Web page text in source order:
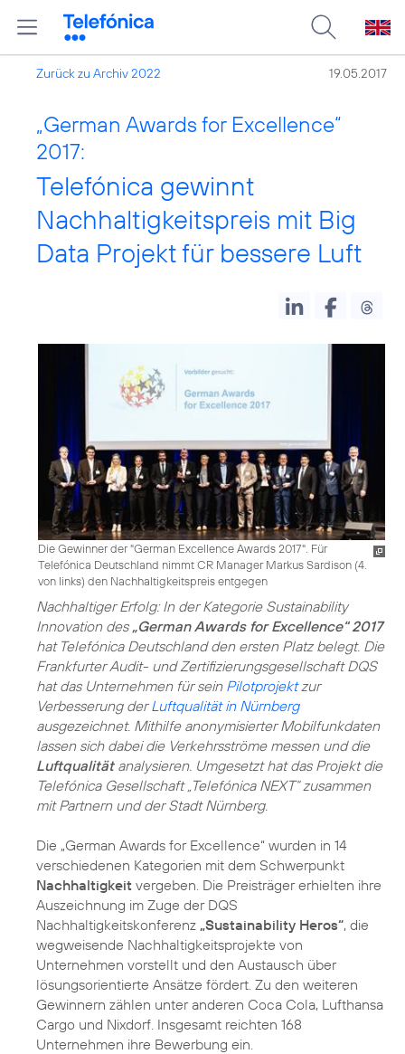
Zurück zu Archiv 2022 19.05.2017
„German Awards for Excellence“
2017:
Telefónica gewinnt
Nachhaltigkeitspreis mit Big
Data Projekt für bessere Luft
Die Gewinner der "German Excellence Awards 2017". Für
Telefónica Deutschland nimmt CR Manager Markus Sardison (4.
von links) den Nachhaltigkeitspreis entgegen
Nachhaltiger Erfolg: In der Kategorie Sustainability
Innovation des „German Awards for Excellence“ 2017
hat Telefónica Deutschland den ersten Platz belegt. Die
Frankfurter Audit- und Zertifizierungsgesellschaft DQS
hat das Unternehmen für sein Pilotprojektzur
Verbesserung derLuftqualität in Nürnberg
ausgezeichnet. Mithilfe anonymisierter Mobilfunkdaten
lassen sich dabei die Verkehrsströme messen und die
Luftqualitätanalysieren. Umgesetzt hat das Projekt die
Telefónica Gesellschaft „Telefónica NEXT“ zusammen
mit Partnern und der Stadt Nürnberg.
Die „German Awards for Excellence“ wurden in 14
verschiedenen Kategorien mit dem Schwerpunkt
Nachhaltigkeit vergeben. Die Preisträger erhielten ihre
Auszeichnung im Zuge der DQS
Nachhaltigkeitskonferenz „Sustainability Heros“, die
wegweisende Nachhaltigkeitsprojekte von
Unternehmen vorstellt und den Austausch über
lösungsorientierte Ansätze fördert. Zu den weiteren
Gewinnern zählen unter anderen Coca Cola, Lufthansa
Cargo und Nixdorf. Insgesamt reichten 168
Unternehmen ihre Bewerbung ein.